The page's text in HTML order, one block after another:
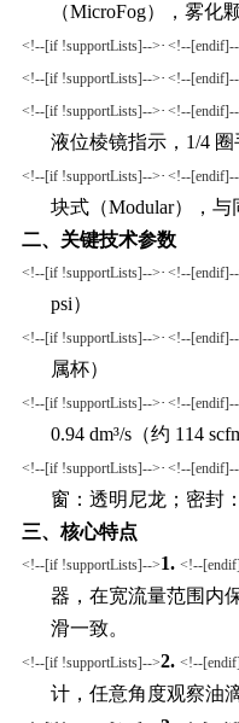
（MicroFog） ，雾化
<!--[if !supportLists]-->· <!--
<!--[if !supportLists]-->· <!--
<!--[if !supportLists]-->· <!--
液位棱镜指示， 1/4
<!--[if !supportLists]-->· <!--
块式（Modular）
，
二、关键技术参数
<!--[if !supportLists]-->· <!--
psi）
<!--[if !supportLists]-->· <!--
属杯）
<!--[if !supportLists]-->· <!--
0.94 dm³/s（约 114
<!--[if !supportLists]-->· <!--
窗：透明尼龙；密封
三、核心特点
<!--[if !supportLists]-->1. <!--
器，在宽流量范围内
滑一致。
<!--[if !supportLists]-->2. <!--
计， 任意角度观察油